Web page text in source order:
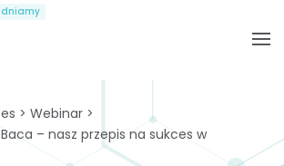
Webinar
– nasz przepis na sukces w